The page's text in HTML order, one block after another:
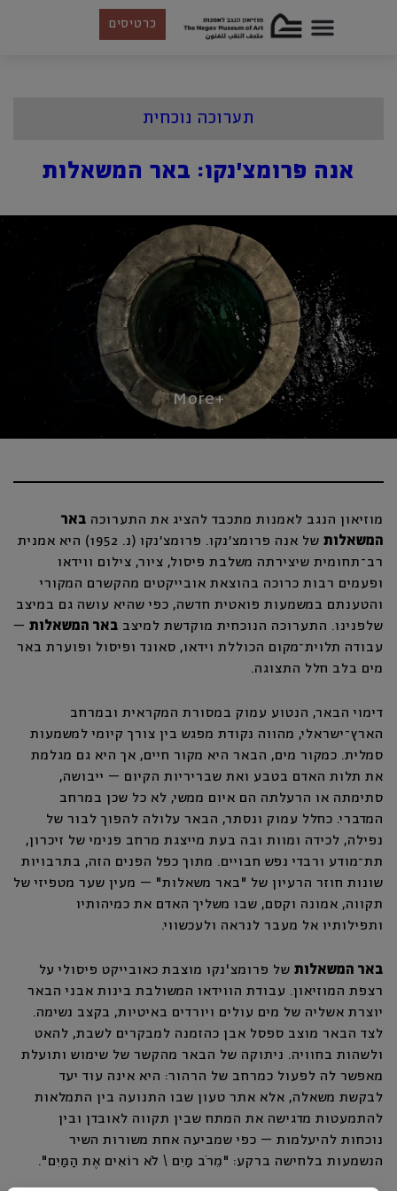
כרטיסים
תערוכה נוכחית
אנה פרומצ'נקו: באר המשאלות
מוזיאון הנגב לאמנות מתכבד להציג את התערוכה באר
המשאלות
של אנה פרומצ’נקו. פרומצ’נקו (נ. 1952) היא אמנית
רב־תחומית שיצירתה משלבת פיסול, ציור, צילום ווידאו
ופעמים רבות כרוכה בהוצאת אובייקטים מהקשרם המקורי
והטענתם במשמעות פואטית חדשה, כפי שהיא עושה גם במיצב
שלפנינו. התערוכה הנוכחית מוקדשת למיצב באר המשאלות ­–
עבודה תלוית־מקום הכוללת וידאו, סאונד ופיסול ופוערת באר
מים בלב חלל התצוגה.
דימוי הבאר, הנטוע עמוק במסורת המקראית ובמרחב
הארץ־ישראלי, מהווה נקודת מפגש בין צורך קיומי למשמעות
סמלית. כמקור מים, הבאר היא מקור חיים, אך היא גם מגלמת
את תלות האדם בטבע ואת שבריריות הקיום – ייבושה,
סתימתה או הרעלתה הם איום ממשי, לא כל שכן במרחב
המדברי. כחלל עמוק ונסתר, הבאר עלולה להפוך לבור של
נפילה, לכידה ומוות ובה בעת מייצגת מרחב פנימי של זיכרון,
תת־מודע ורבדי נפש חבויים. מתוך כפל הפנים הזה, בתרבויות
שונות חוזר הרעיון של "באר משאלות" – מעין שער מטפיזי של
תקווה, אמונה וקסם, שבו משליך האדם את כמיהותיו
ותפילותיו אל מעבר לנראה ולעכשווי.
באר המשאלות של פרומצ'נקו מוצבת כאובייקט פיסולי על
רצפת המוזיאון. עבודת הווידאו המשולבת בינות אבני הבאר
יוצרת אשליה של מים עולים ויורדים באיטיות, בקצב נשימה.
לצד הבאר מוצב ספסל אבן כהזמנה למבקרים לשבת, להאט
ולשהות בחוויה. ניתוקה של הבאר מהקשר של שימוש ותועלת
מאפשר לה לפעול כמרחב של הרהור: היא אינה עוד יעד
לבקשת משאלה, אלא אתר טעון שבו התנועה בין התמלאות
להתמעטות מדגישה את המתח שבין תקווה לאובדן ובין
נוכחות להיעלמות – כפי שמביעה אחת משורות השיר
הנשמעות בלחישה ברקע: "מֵרֹב מַיִם \ לֹא רוֹאִים אֶת הַמַּיִם".